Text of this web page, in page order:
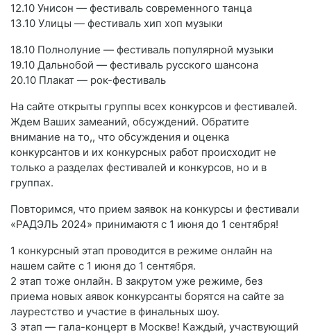
12.10 Унисон — фестиваль современного танца
13.10 Улицы — фестиваль хип хоп музыки
18.10 Полнолуние — фестиваль популярной музыки
19.10 Дальнобой — фестиваль русского шансона
20.10 Плакат — рок-фестиваль
На сайте открыты группы всех конкурсов и фестивалей.
Ждем Ваших замеаний, обсуждений. Обратите
внимание на то,, что обсуждения и оценка
конкурсантов и их конкурсных работ происходит не
только а разделах фестивалей и конкурсов, но и в
группах.
Повторимся, что прием заявок на конкурсы и фестивали
«РАДЭЛЬ 2024» принимаютя с 1 июня до 1 сентября!
1 конкурсный этап проводится в режиме онлайн на
нашем сайте с 1 июня до 1 сентября.
2 этап тоже онлайн. В закрутом уже режиме, без
приема новых аявок конкурсанты борятся на сайте за
лаурестство и участие в финальных шоу.
3 этап — гала-концерт в Москве! Каждый, участвующий